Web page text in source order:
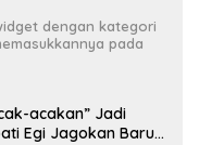
dengan kategori
pada
acakan” Jadi
Egi Jagokan Baru